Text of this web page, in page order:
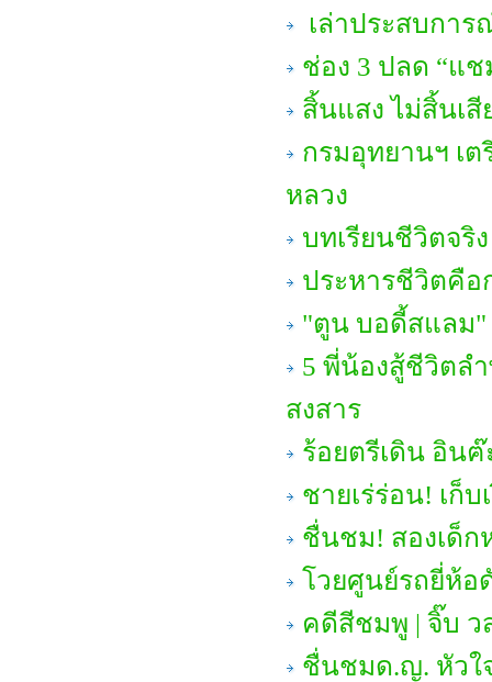
เล่าประสบกา
ช่อง 3 ปลด “แ
สิ้นแสง ไม่สิ้นเสี
กรมอุทยานฯ เ
หลวง
บทเรียนชีวิตจริ
ประหารชีวิตคือ
"ตูน บอดี้สแลม"
5 พี่น้องสู้ชีวิตล
สงสาร
ร้อยตรีเดิน อิน
ชายเร่ร่อน! เก็
ชื่นชม! สองเด็ก
โวยศูนย์รถยี่ห้อ
คดีสีชมพู | จิ๊บ ว
ชื่นชมด.ญ. หัวใ